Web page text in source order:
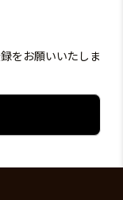
をお願いいたしま